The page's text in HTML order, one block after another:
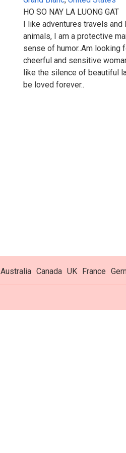
HO SO NAY LA LUONG GAT
I like adventures travels and
animals, I am a protective
sense of humor..Am looking
cheerful and sensitive
like the silence of beautiful
be loved forever..
Australia Canada UK France